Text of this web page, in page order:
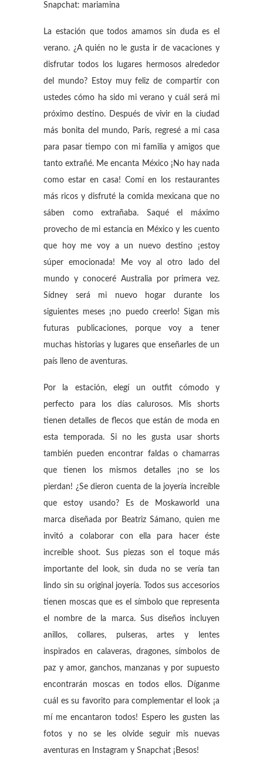
Snapchat: mariamina
La estación que todos amamos sin duda es el
verano. ¿A quién no le gusta ir de vacaciones y
disfrutar todos los lugares hermosos alrededor
del mundo? Estoy muy feliz de compartir con
ustedes cómo ha sido mi verano y cuál será mi
próximo destino. Después de vivir en la ciudad
más bonita del mundo, París, regresé a mi casa
para pasar tiempo con mi familia y amigos que
tanto extrañé. Me encanta México ¡No hay nada
como estar en casa! Comí en los restaurantes
más ricos y disfruté la comida mexicana que no
sáben como extrañaba. Saqué el máximo
provecho de mi estancia en México y les cuento
que hoy me voy a un nuevo destino ¡estoy
súper emocionada! Me voy al otro lado del
mundo y conoceré Australia por primera vez.
Sídney será mi nuevo hogar durante los
siguientes meses ¡no puedo creerlo! Sigan mis
futuras publicaciones, porque voy a tener
muchas historias y lugares que enseñarles de un
país lleno de aventuras.
Por la estación, elegí un outfit cómodo y
perfecto para los días calurosos. Mis shorts
tienen detalles de flecos que están de moda en
esta temporada. Si no les gusta usar shorts
también pueden encontrar faldas o chamarras
que tienen los mismos detalles ¡no se los
pierdan! ¿Se dieron cuenta de la joyería increíble
que estoy usando? Es de Moskaworld una
marca diseñada por Beatriz Sámano, quien me
invitó a colaborar con ella para hacer éste
increíble shoot. Sus piezas son el toque más
importante del look, sin duda no se vería tan
lindo sin su original joyería. Todos sus accesorios
tienen moscas que es el símbolo que representa
el nombre de la marca. Sus diseños incluyen
anillos, collares, pulseras, artes y lentes
inspirados en calaveras, dragones, símbolos de
paz y amor, ganchos, manzanas y por supuesto
encontrarán moscas en todos ellos. Díganme
cuál es su favorito para complementar el look ¡a
mí me encantaron todos! Espero les gusten las
fotos y no se les olvide seguir mis nuevas
aventuras en Instagram y Snapchat ¡Besos!